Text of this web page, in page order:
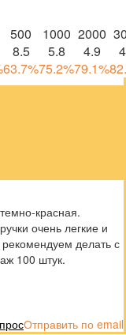
500 1000 2000
8.5 5.8 4.9
63.7%75.2%79.1%
красная.
очень легкие и
делать с
100 штук.
Отправить по email